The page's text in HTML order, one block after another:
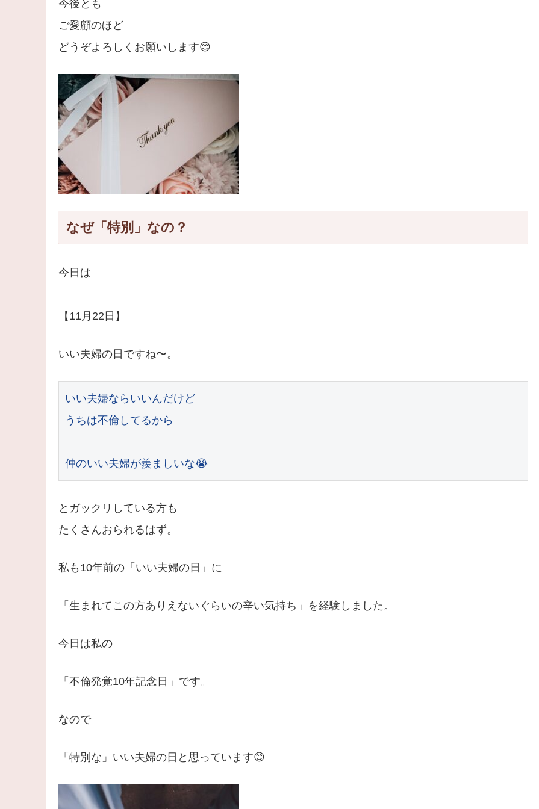
今後とも
ご愛顧のほど
どうぞよろしくお願いします😊
なぜ「特別」なの？
今日は
【11月22日】
いい夫婦の日ですね〜。
いい夫婦ならいいんだけど
うちは不倫してるから
仲のいい夫婦が羨ましいな😭
とガックリしている方も
たくさんおられるはず。
私も10年前の「いい夫婦の日」に
「生まれてこの方ありえないぐらいの辛い気持ち」を経験しました。
今日は私の
「不倫発覚10年記念日」です。
なので
「特別な」いい夫婦の日と思っています😊